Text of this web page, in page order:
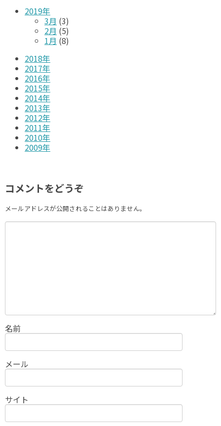
2019年
3月 (3)
2月 (5)
1月 (8)
2018年
2017年
2016年
2015年
2014年
2013年
2012年
2011年
2010年
2009年
コメントをどうぞ
メールアドレスが公開されることはありません。
名前
メール
サイト